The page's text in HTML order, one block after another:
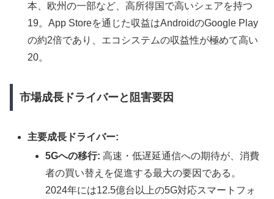
本、欧州の一部など、高所得国で高いシェアを持つ
19。App Storeを通じた収益はAndroidのGoogle Play
の約2倍であり、エコシステムの収益性が極めて高い
20。
市場成長ドライバーと阻害要因
主要成長ドライバー:
5Gへの移行: 高速・低遅延通信への期待が、消費
者の買い替えを促進する最大の要因である。
2024年には12.5億台以上の5G対応スマートフォ